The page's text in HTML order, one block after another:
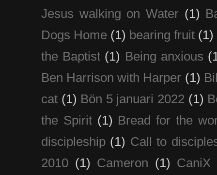
Jesus walking on Water (1)
Dogs Home (1) bearing fruit (1)
the Baptist (1) Being anxious
Ben Harrison with Harper (1)
cat (1) Bön 5 januari 2022 (1)
the Spirit (1) Bread for the
discipleship (1) Call to
2010 (1) Cameron (1) CaniX